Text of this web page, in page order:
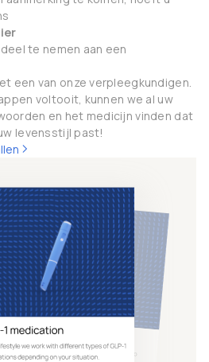
te nemen aan een
een van onze verpleegkundigen.
voltooit, kunnen we al uw
en het medicijn vinden dat
levensstijl past!